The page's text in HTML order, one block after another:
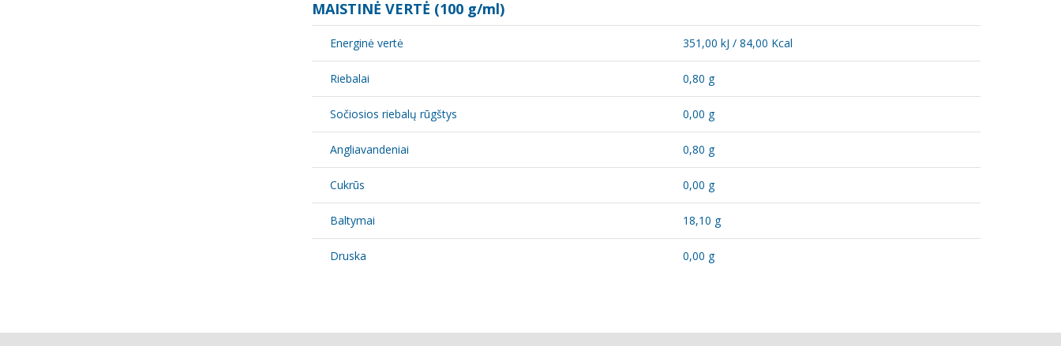
MAISTINĖ VERTĖ (100 g/ml)
Energinė vertė 351,00 kJ / 84,00 Kcal
Riebalai 0,80 g
Sočiosios riebalų rūgštys 0,00 g
Angliavandeniai 0,80 g
Cukrūs 0,00 g
Baltymai 18,10 g
Druska 0,00 g